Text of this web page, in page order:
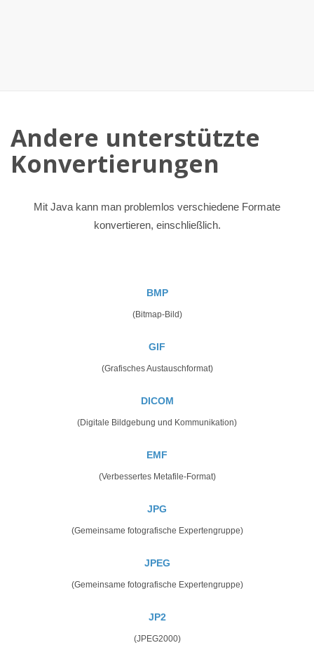
Andere unterstützte
Konvertierungen
Mit Java kann man problemlos verschiedene Formate
konvertieren, einschließlich.
BMP
(Bitmap-Bild)
GIF
(Grafisches Austauschformat)
DICOM
(Digitale Bildgebung und Kommunikation)
EMF
(Verbessertes Metafile-Format)
JPG
(Gemeinsame fotografische Expertengruppe)
JPEG
(Gemeinsame fotografische Expertengruppe)
JP2
(JPEG2000)